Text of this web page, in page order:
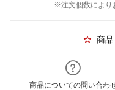
※注文個数により
商
商品についての問い合わ